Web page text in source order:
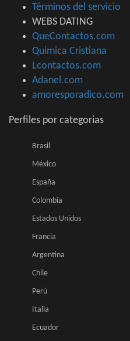
Términos del servicio
WEBS DATING
QueContactos.com
Quimica Cristiana
Lcontactos.com
Adanel.com
amoresporadico.com
Perfiles por categorias
Brasil
México
España
Colombia
Estados Unidos
Francia
Argentina
Chile
Perú
Italia
Ecuador